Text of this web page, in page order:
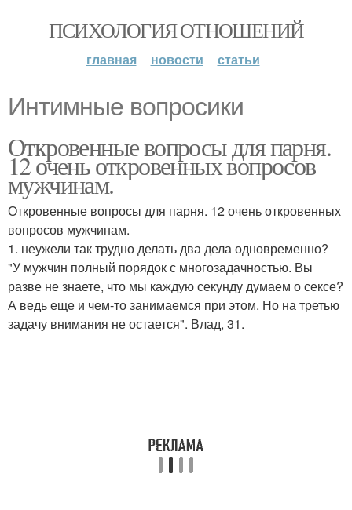
ПСИХОЛОГИЯ ОТНОШЕНИЙ
главная новости статьи
Интимные вопросики
Откровенные вопросы для парня.
12 очень откровенных вопросов
мужчинам.
Откровенные вопросы для парня. 12 очень откровенных
вопросов мужчинам.
1. неужели так трудно делать два дела одновременно?
"У мужчин полный порядок с многозадачностью. Вы
разве не знаете, что мы каждую секунду думаем о сексе?
А ведь еще и чем-то занимаемся при этом. Но на третью
задачу внимания не остается". Влад, 31.